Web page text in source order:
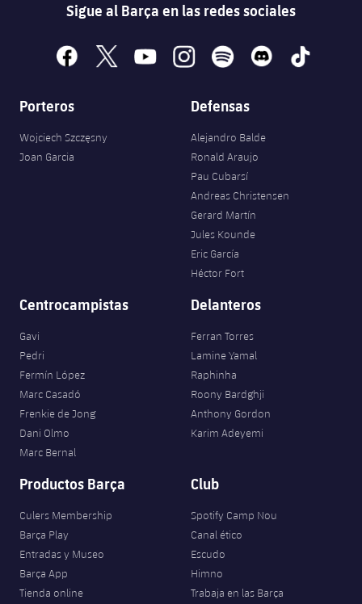
Sigue al Barça en las redes sociales
facebook
x youtubeinstagramspotify discord tiktok
Porteros
Wojciech Szczęsny
Joan Garcia
Defensas
Alejandro Balde
Ronald Araujo
Pau Cubarsí
Andreas Christensen
Gerard Martín
Jules Kounde
Eric García
Héctor Fort
Centrocampistas
Gavi
Pedri
Fermín López
Marc Casadó
Frenkie de Jong
Dani Olmo
Marc Bernal
Delanteros
Ferran Torres
Lamine Yamal
Raphinha
Roony Bardghji
Anthony Gordon
Karim Adeyemi
Productos Barça
Culers Membership
Barça Play
Entradas y Museo
Barça App
Tienda online
Club
Spotify Camp Nou
Canal ético
Escudo
Himno
Trabaja en las Barça